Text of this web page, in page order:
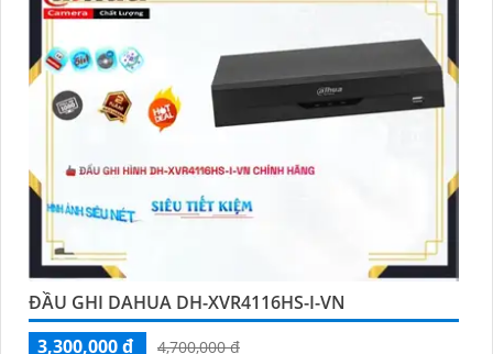
ĐẦU GHI DAHUA DH-XVR4116HS-I-VN
3,300,000 ₫
4,700,000 ₫